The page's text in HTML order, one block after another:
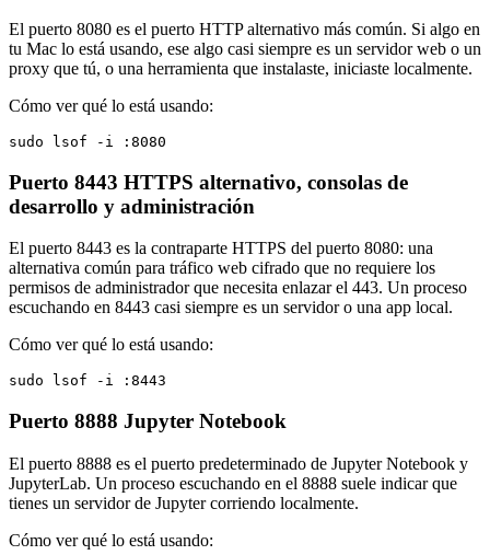
El puerto 8080 es el puerto HTTP alternativo más común. Si algo en
tu Mac lo está usando, ese algo casi siempre es un servidor web o un
proxy que tú, o una herramienta que instalaste, iniciaste localmente.
Cómo ver qué lo está usando:
sudo lsof -i :8080
Puerto 8443 HTTPS alternativo, consolas de
desarrollo y administración
El puerto 8443 es la contraparte HTTPS del puerto 8080: una
alternativa común para tráfico web cifrado que no requiere los
permisos de administrador que necesita enlazar el 443. Un proceso
escuchando en 8443 casi siempre es un servidor o una app local.
Cómo ver qué lo está usando:
sudo lsof -i :8443
Puerto 8888 Jupyter Notebook
El puerto 8888 es el puerto predeterminado de Jupyter Notebook y
JupyterLab. Un proceso escuchando en el 8888 suele indicar que
tienes un servidor de Jupyter corriendo localmente.
Cómo ver qué lo está usando: